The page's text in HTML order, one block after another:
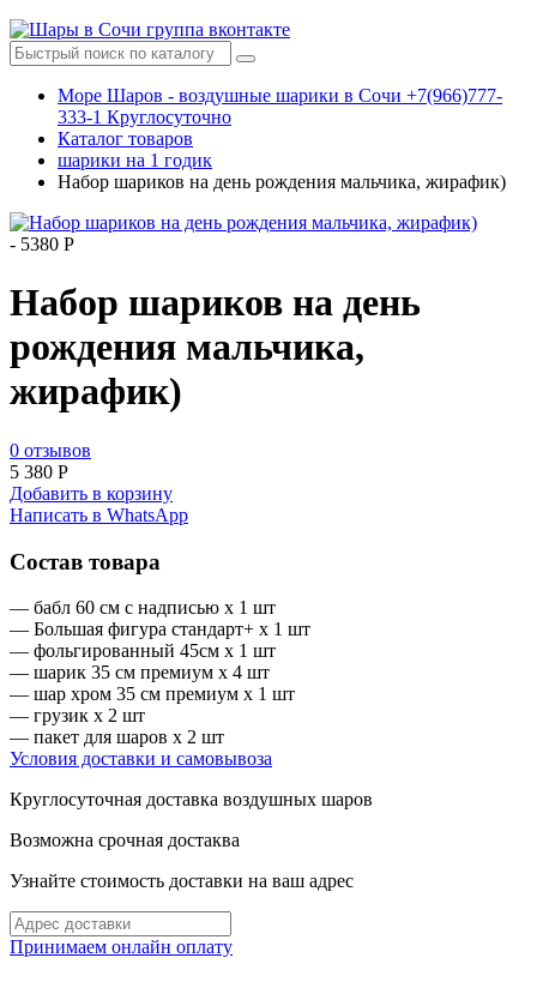
Море Шаров - воздушные шарики в Сочи +7(966)777-
333-1 Круглосуточно
Каталог товаров
шарики на 1 годик
Набор шариков на день рождения мальчика, жирафик)
- 5380 Р
Набор шариков на день
рождения мальчика,
жирафик)
0 отзывов
5 380 Р
Добавить в корзину
Написать в WhatsApp
Состав товара
— бабл 60 см с надписью x 1 шт
— Большая фигура стандарт+ x 1 шт
— фольгированный 45см x 1 шт
— шарик 35 см премиум x 4 шт
— шар хром 35 см премиум x 1 шт
— грузик x 2 шт
— пакет для шаров x 2 шт
Условия доставки и самовывоза
Круглосуточная доставка воздушных шаров
Возможна срочная достаква
Узнайте стоимость доставки на ваш адрес
Принимаем онлайн оплату